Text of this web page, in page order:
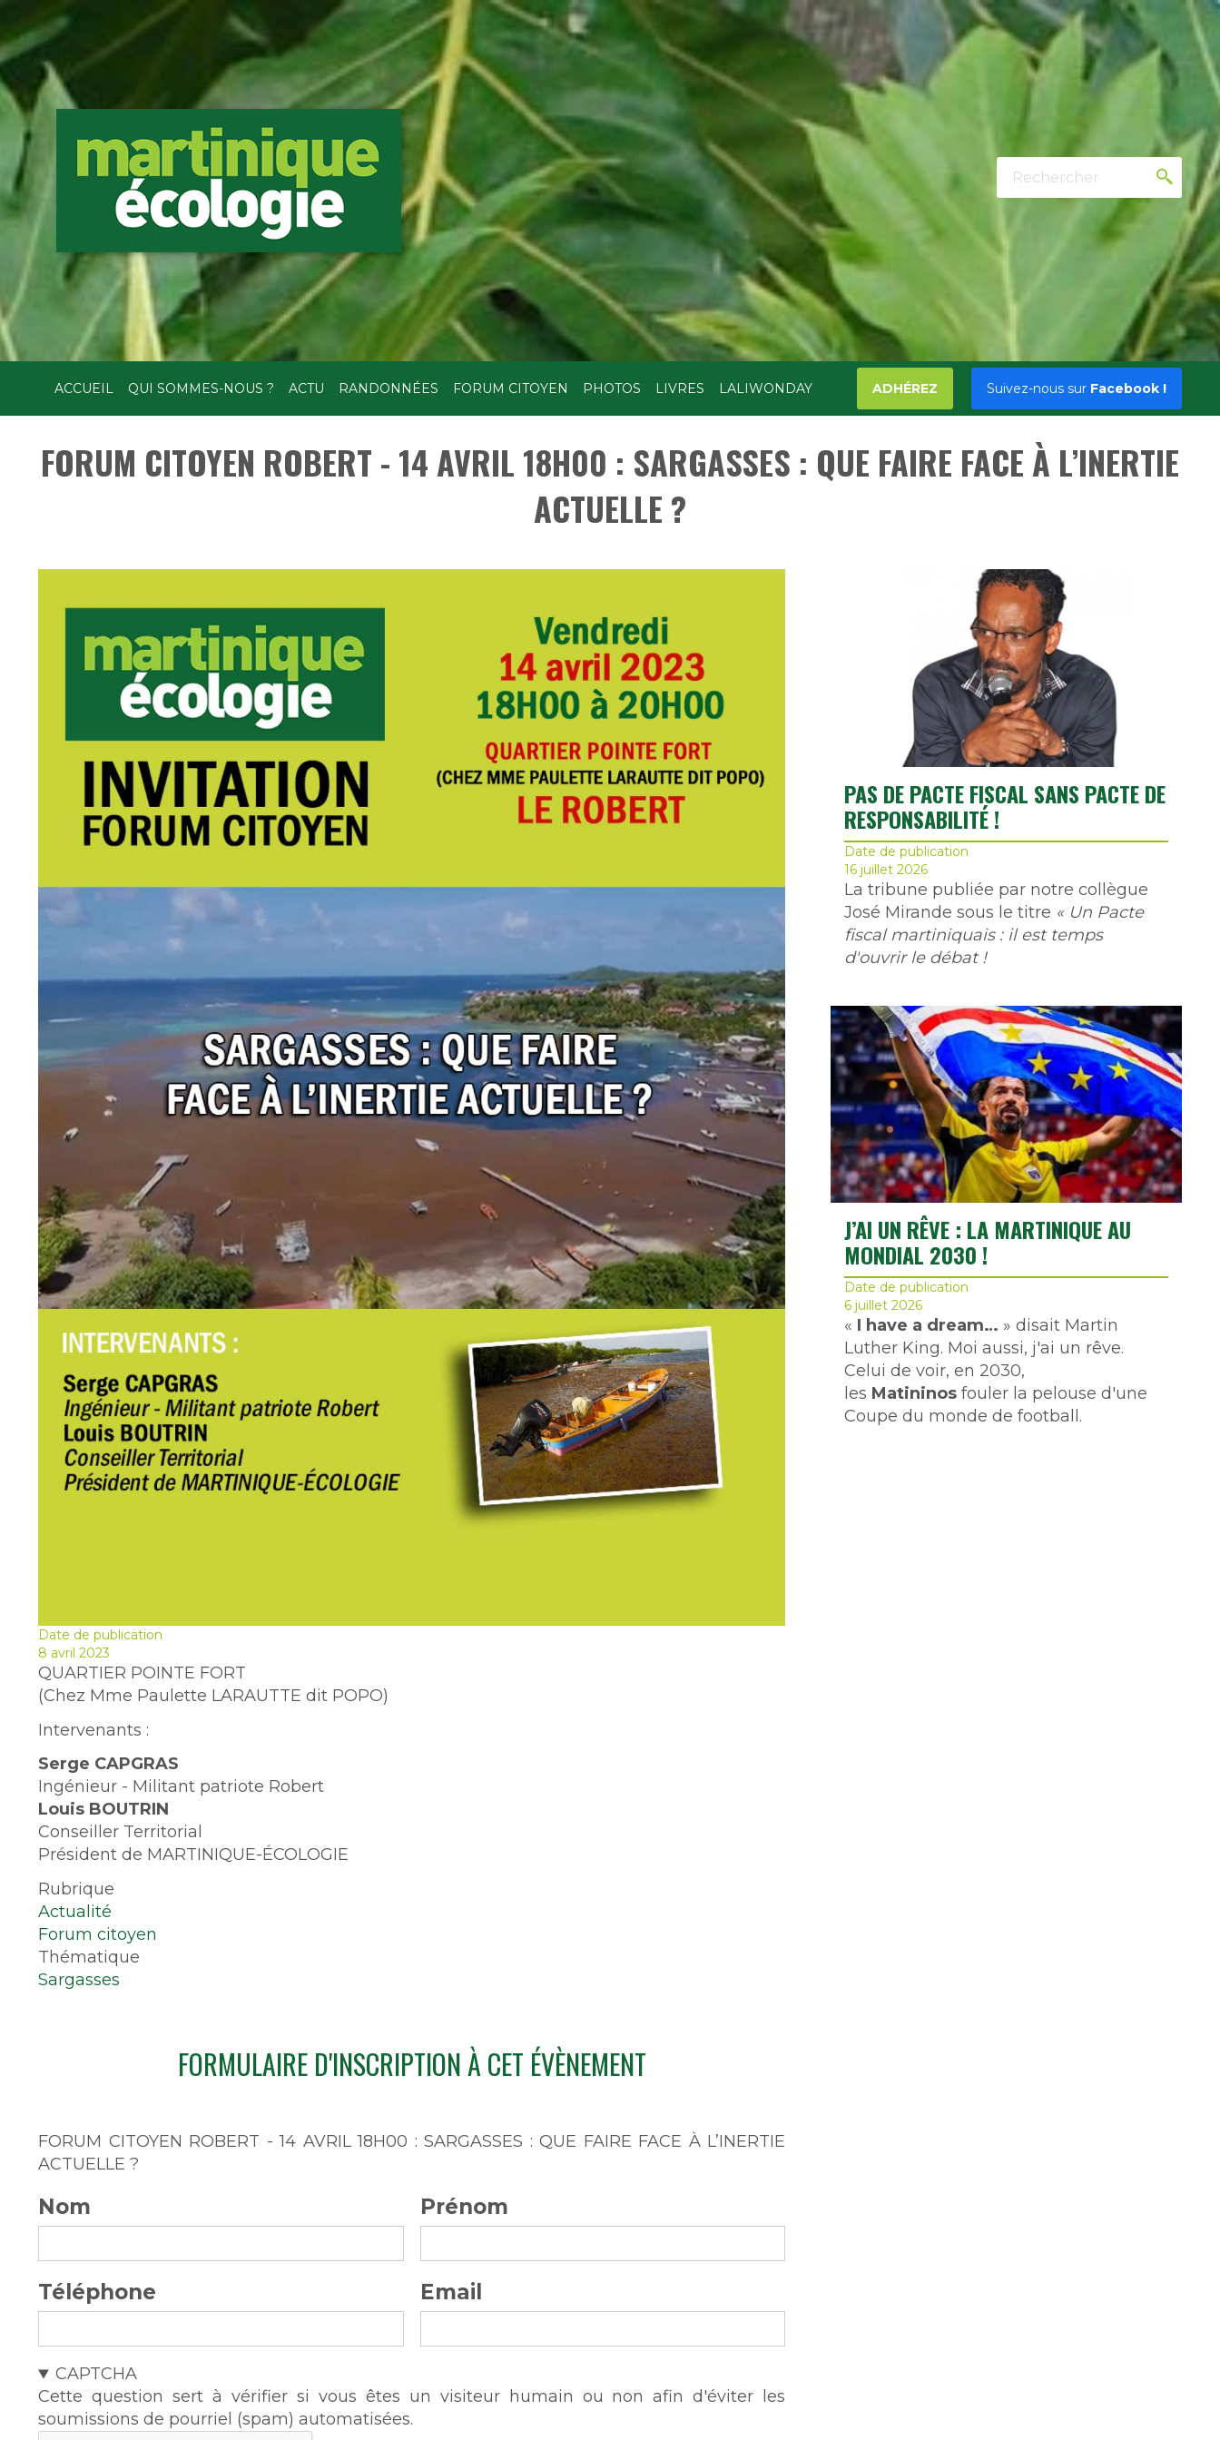
Rechercher
ACCUEIL QUI SOMMES-NOUS ? ACTU RANDONNÉES FORUM CITOYEN PHOTOS LIVRES LALIWONDAY Suivez-nous sur Facebook !
ADHÉREZ
FORUM CITOYEN ROBERT - 14 AVRIL 18H00 : SARGASSES : QUE FAIRE FACE À L’INERTIE
ACTUELLE ?
Date de publication
8 avril 2023
QUARTIER POINTE FORT
(Chez Mme Paulette LARAUTTE dit POPO)
Intervenants :
Serge CAPGRAS
Ingénieur - Militant patriote Robert
Louis BOUTRIN
Conseiller Territorial
Président de MARTINIQUE-ÉCOLOGIE
Rubrique
Actualité
Forum citoyen
Thématique
Sargasses
FORMULAIRE D'INSCRIPTION À CET ÉVÈNEMENT
FORUM CITOYEN ROBERT - 14 AVRIL 18H00 : SARGASSES : QUE FAIRE FACE À L’INERTIE
ACTUELLE ?
Nom Prénom
Téléphone Email
CAPTCHA
Cette question sert à vérifier si vous êtes un visiteur humain ou non afin d'éviter les
soumissions de pourriel (spam) automatisées.
PAS DE PACTE FISCAL SANS PACTE DE
RESPONSABILITÉ !
Date de publication
16 juillet 2026
La tribune publiée par notre collègue
José Mirande sous le titre « Un Pacte
fiscal martiniquais : il est temps
d'ouvrir le débat !
J’AI UN RÊVE : LA MARTINIQUE AU
MONDIAL 2030 !
Date de publication
6 juillet 2026
« I have a dream… » disait Martin
Luther King. Moi aussi, j'ai un rêve.
Celui de voir, en 2030,
les Matininos fouler la pelouse d'une
Coupe du monde de football.